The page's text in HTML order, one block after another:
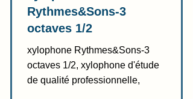
Rythmes&Sons-3
octaves 1/2
xylophone Rythmes&Sons-3
octaves 1/2, xylophone d'étude
de qualité professionnelle,